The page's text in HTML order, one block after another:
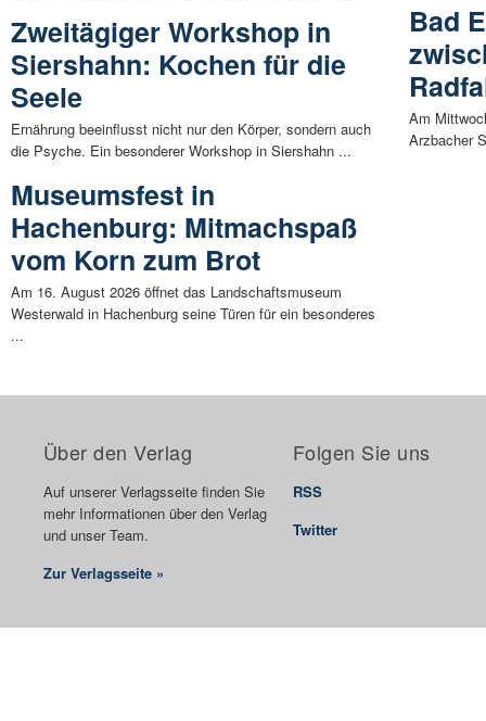
Zweitägiger Workshop in
Siershahn: Kochen für die
Seele
Ernährung beeinflusst nicht nur den Körper, sondern auch
die Psyche. Ein besonderer Workshop in Siershahn ...
Museumsfest in
Hachenburg: Mitmachspaß
vom Korn zum Brot
Am 16. August 2026 öffnet das Landschaftsmuseum
Westerwald in Hachenburg seine Türen für ein besonderes
...
Bad
Am
Arzbacher
Über den Verlag
Auf unserer Verlagsseite finden Sie
mehr Informationen über den Verlag
und unser Team.
Zur Verlagsseite »
Folgen Sie uns
RSS
Twitter